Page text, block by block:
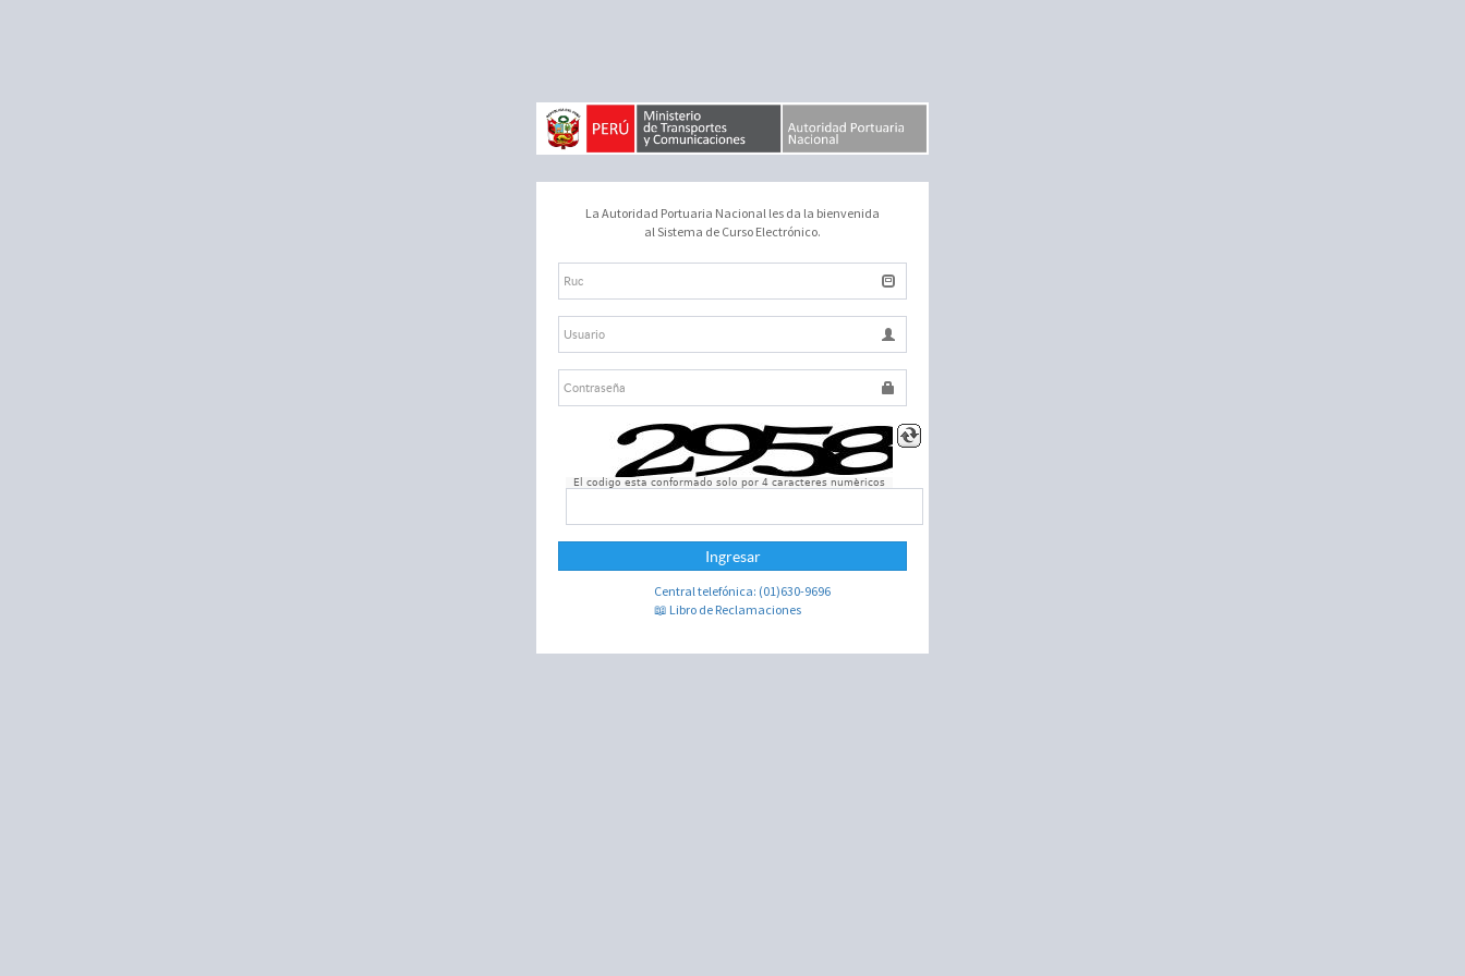
La Autoridad Portuaria Nacional les da la bienvenida
al Sistema de Curso Electrónico.
El codigo esta conformado solo por 4 caracteres numèricos
Ingresar
Central telefónica: (01)630-9696
📖 Libro de Reclamaciones